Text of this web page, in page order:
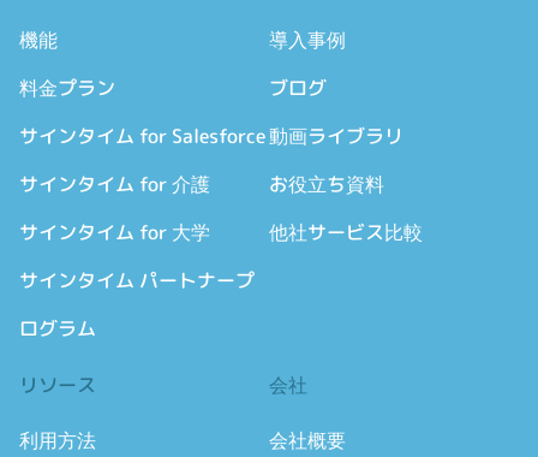
機能
料金プラン
サインタイム for Salesforce
サインタイム for 介護
サインタイム for 大学
サインタイム パートナープ
ログラム
導入事例
ブログ
動画ライブラリ
お役立ち資料
他社サービス比較
リソース
利用方法
会社
会社概要